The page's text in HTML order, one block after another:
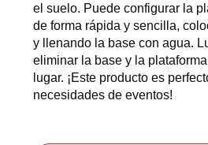
el suelo. Puede configurar la
de forma rápida y sencilla,
y llenando la base con agua.
eliminar la base y la
lugar. ¡Este producto es
necesidades de eventos!